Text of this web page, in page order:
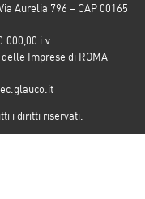
Aurelia 796 – CAP 00165
i.v
Imprese di ROMA
i diritti riservati.